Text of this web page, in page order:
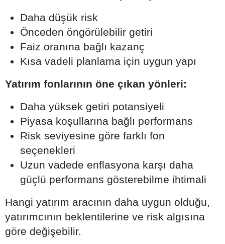
Daha düşük risk
Önceden öngörülebilir getiri
Faiz oranına bağlı kazanç
Kısa vadeli planlama için uygun yapı
Yatırım fonlarının öne çıkan yönleri:
Daha yüksek getiri potansiyeli
Piyasa koşullarına bağlı performans
Risk seviyesine göre farklı fon
seçenekleri
Uzun vadede enflasyona karşı daha
güçlü performans gösterebilme ihtimali
Hangi yatırım aracının daha uygun olduğu,
yatırımcının beklentilerine ve risk algısına
göre değişebilir.